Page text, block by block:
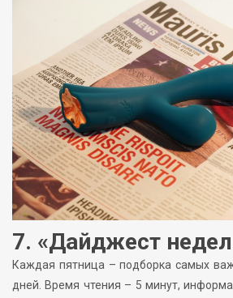
7. «Дайджест
Каждая пятница – подборка самых
дней. Время чтения – 5 минут,